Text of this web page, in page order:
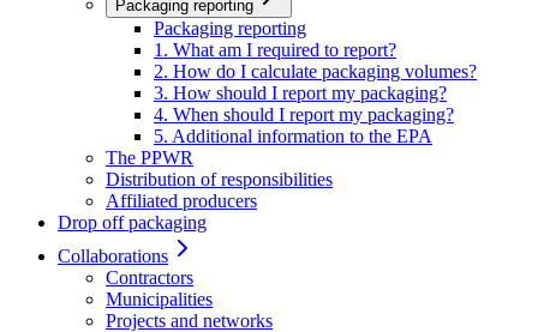
Packaging reporting
Packaging reporting
1. What am I required to report?
2. How do I calculate packaging volumes?
3. How should I report my packaging?
4. When should I report my packaging?
5. Additional information to the EPA
The PPWR
Distribution of responsibilities
Affiliated producers
Drop off packaging
Collaborations
Contractors
Municipalities
Projects and networks